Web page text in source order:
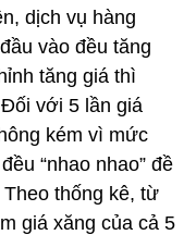
dịch vụ hàng
vào đều tăng
tăng giá thì
với 5 lần giá
kém vì mức
“nhao nhao” đề
thống kê, từ
giá xăng của cả 5